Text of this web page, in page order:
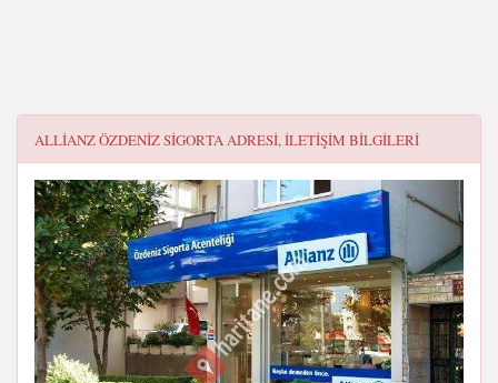
ALLIANZ ÖZDENIZ SIGORTAADRESI, ILETIŞIM BILGILERI